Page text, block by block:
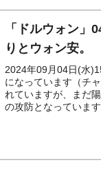
議活動」
る ⇒ 中国の過剰生
で他業種は全般的
クーパン』1人当
「ドルウォン」
りとウォン安。
2024年09月04日(水
になっています（チ
れていますが、まだ
の攻防となっています